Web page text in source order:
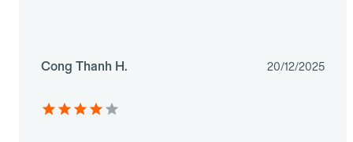
Cong Thanh H. 20/12/2025